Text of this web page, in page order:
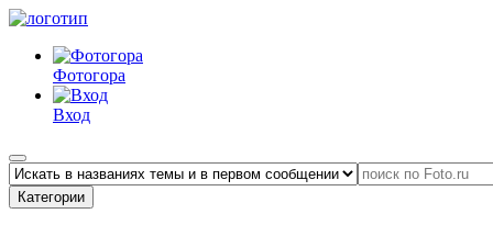
Фотогора
Вход
Категории